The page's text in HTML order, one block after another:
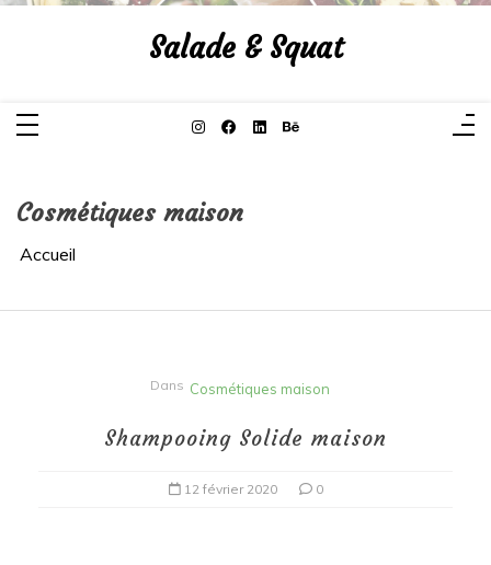
Aller
Salade & Squat
Cosmétiques maison
Accueil
Dans Cosmétiques maison
Shampooing Solide maison
12 février 2020 0